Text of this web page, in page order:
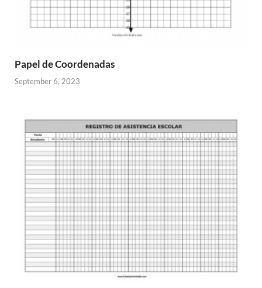
Papel de Coordenadas
September 6, 2023